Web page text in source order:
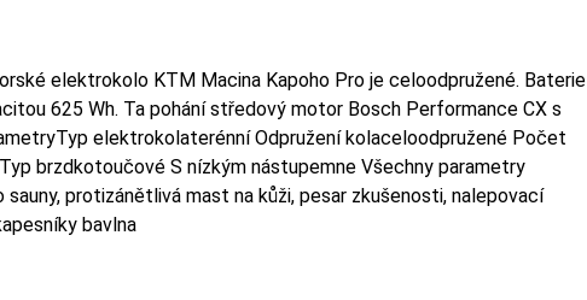
elektrokolo KTM Macina Kapoho Pro je celoodpružené. Baterie
625 Wh. Ta pohání středový motor Bosch Performance CX s
elektrokolaterénní Odpružení kolaceloodpružené Počet
brzdkotoučové S nízkým nástupemne Všechny parametry
protizánětlivá mast na kůži, pesar zkušenosti, nalepovací
bavlna